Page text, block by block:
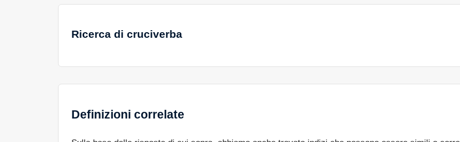
Ricerca di cruciverba
Definizioni correlate